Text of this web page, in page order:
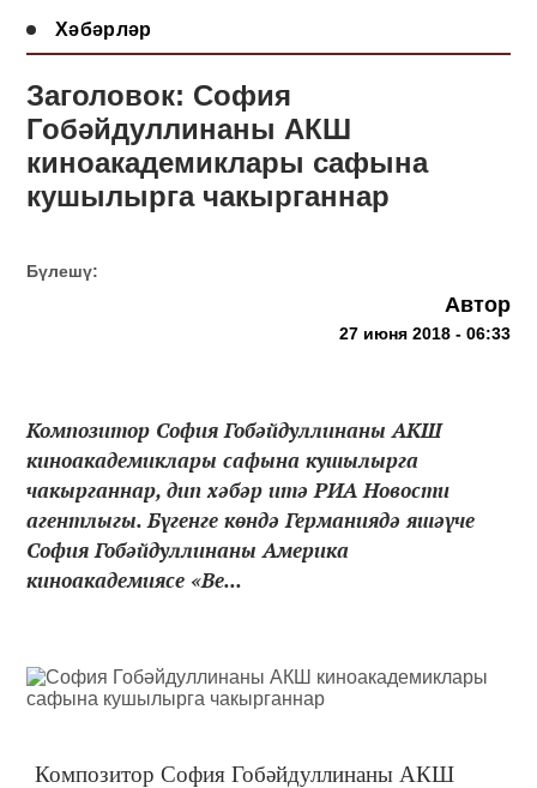
Хәбәрләр
Заголовок: София
Гобәйдуллинаны АКШ
киноакадемиклары сафына
кушылырга чакырганнар
Бүлешү:
Автор
27 июня 2018 - 06:33
Композитор София Гобәйдуллинаны АКШ
киноакадемиклары сафына кушылырга
чакырганнар, дип хәбәр итә РИА Новости
агентлыгы. Бүгенге көндә Германиядә яшәүче
София Гобәйдуллинаны Америка
киноакадемиясе «Ве...
Композитор София Гобәйдуллинаны АКШ